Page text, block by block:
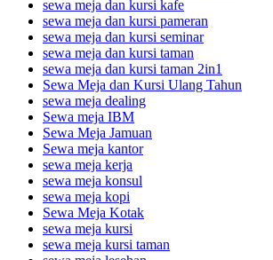
sewa meja dan kursi kafe
sewa meja dan kursi pameran
sewa meja dan kursi seminar
sewa meja dan kursi taman
sewa meja dan kursi taman 2in1
Sewa Meja dan Kursi Ulang Tahun
sewa meja dealing
Sewa meja IBM
Sewa Meja Jamuan
Sewa meja kantor
sewa meja kerja
sewa meja konsul
sewa meja kopi
Sewa Meja Kotak
sewa meja kursi
sewa meja kursi taman